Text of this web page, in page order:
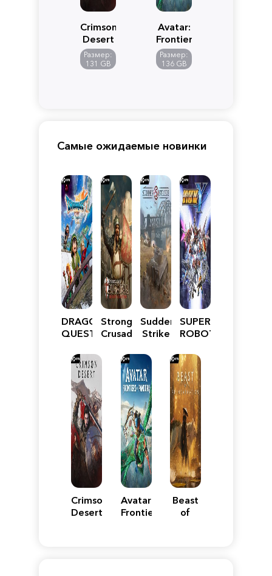
Crimson
Desert
Размер:
131 GB
Avatar:
Frontiers
of
Pandora
Размер:
136 GB
Самые ожидаемые новинки
DRAGON
QUEST
Reimagined
Stronghold
Crusader:
Edition
Sudden
Strike
SUPER
ROBOT
Y
Crimson
Desert
Avatar:
Frontiers
Beast
of